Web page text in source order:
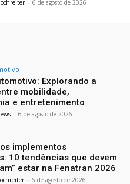
- 6 de agosto de 2026
Explorando a
mobilidade,
e entretenimento
- 6 de agosto de 2026
implementos
10 tendências que devem
estar na Fenatran 2026
- 6 de agosto de 2026